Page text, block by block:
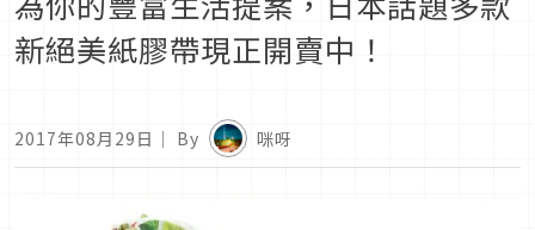
新絕美紙膠帶現正開賣中！
2017年08月29日 ｜ By 咪呀